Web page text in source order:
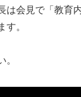
会見で「教育
す。